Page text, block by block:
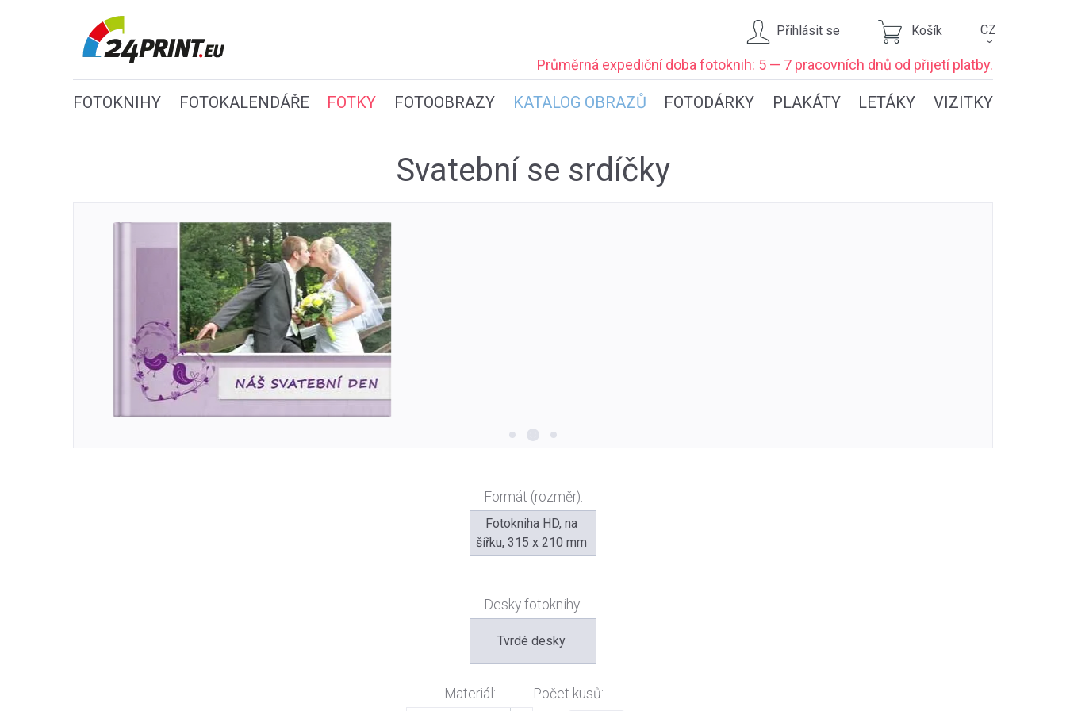
Přihlásit se Košík CZ
›
Průměrná expedičnídoba fotoknih: 5 — 7 pracovních dnů od přijetí platby.
FOTOKNIHY FOTOKALENDÁŘE FOTKY FOTOOBRAZY KATALOG OBRAZŮ FOTODÁRKY PLAKÁTY LETÁKY VIZITKY
Svatební se srdíčky
Formát (rozměr):
Fotokniha HD, na
šířku, 315 x 210 mm
Desky fotoknihy:
Tvrdé desky
Materiál: Počet kusů: